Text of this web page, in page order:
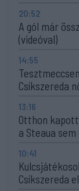
20:52
A gól már
(videóval)
14:55
Csíkszereda
13:16
Otthon
a Steaua
10:41
Csíkszereda